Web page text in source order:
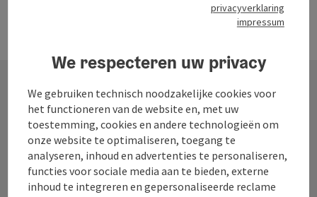
Contact
Toerismevereniging Mühlviertel
privacyverklaring
impressum
We respecteren uw privacy
We gebruiken technisch noodzakelijke cookies voor
het functioneren van de website en, met uw
toestemming, cookies en andere technologieën om
onze website te optimaliseren, toegang te
analyseren, inhoud en advertenties te personaliseren,
functies voor sociale media aan te bieden, externe
inhoud te integreren en gepersonaliseerde reclame